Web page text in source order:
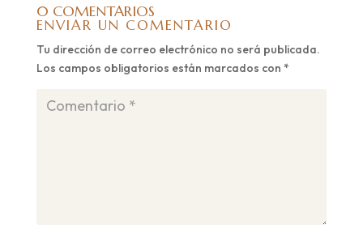
0 COMENTARIOS
ENVIAR UN COMENTARIO
Tu dirección de correo electrónico no será publicada.
Los campos obligatorios están marcados con *